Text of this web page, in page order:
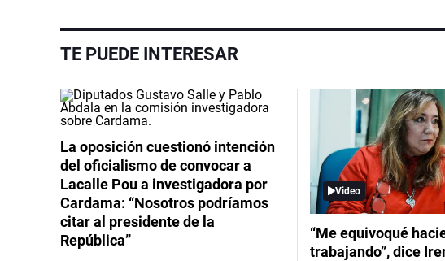
TE PUEDE INTERESAR
La oposición cuestionó intención
del oficialismo de convocar a
Lacalle Pou a investigadora por
Cardama: “Nosotros podríamos
citar al presidente de la
República”
Video
“Me equivoqué
trabajando”, dice